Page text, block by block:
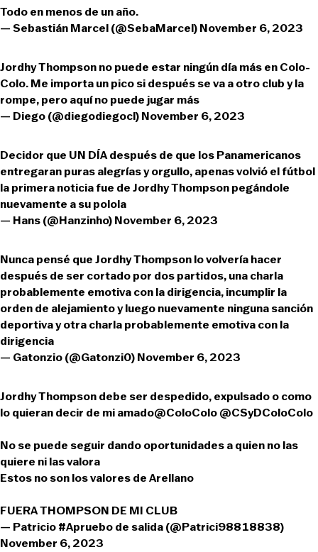
Todo en menos de un año.
— Sebastián Marcel (@SebaMarcel)November 6, 2023
Jordhy Thompson no puede estar ningún día más en Colo-
Colo. Me importa un pico si después se va a otro club y la
rompe, pero aquí no puede jugar más
— Diego (@diegodiegocl)November 6, 2023
Decidor que UN DÍA después de que los Panamericanos
entregaran puras alegrías y orgullo, apenas volvió el fútbol
la primera noticia fue de Jordhy Thompson pegándole
nuevamente a su polola
— Hans (@Hanzinho)November 6, 2023
Nunca pensé que Jordhy Thompson lo volvería hacer
después de ser cortado por dos partidos, una charla
probablemente emotiva con la dirigencia, incumplir la
orden de alejamiento y luego nuevamente ninguna sanción
deportiva y otra charla probablemente emotiva con la
dirigencia
— Gatonzio (@Gatonzi0)November 6, 2023
Jordhy Thompson debe ser despedido, expulsado o como
lo quieran decir de mi amado@ColoColo@CSyDColoColo
No se puede seguir dando oportunidades a quien no las
quiere ni las valora
Estos no son los valores de Arellano
FUERA THOMPSON DE MI CLUB
— Patricio #Apruebo de salida (@Patrici98818838)
November 6, 2023